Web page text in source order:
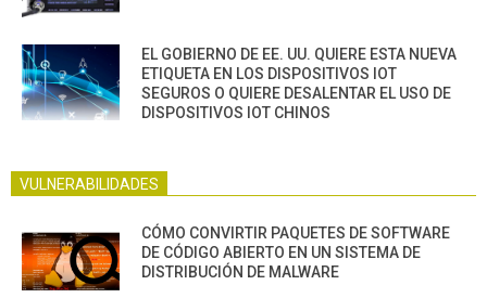
EL GOBIERNO DE EE. UU. QUIERE ESTA NUEVA
ETIQUETA EN LOS DISPOSITIVOS IOT
SEGUROS O QUIERE DESALENTAR EL USO DE
DISPOSITIVOS IOT CHINOS
VULNERABILIDADES
CÓMO CONVIRTIR PAQUETES DE SOFTWARE
DE CÓDIGO ABIERTO EN UN SISTEMA DE
DISTRIBUCIÓN DE MALWARE